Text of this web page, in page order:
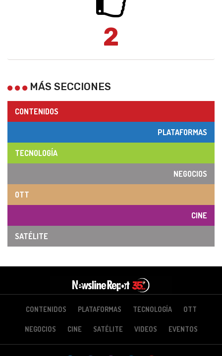
2
MÁS SECCIONES
CONTENIDOS
PLATAFORMAS
TECNOLOGÍA
NEGOCIOS
OTT
CINE
SATÉLITE
CONTENIDOS PLATAFORMAS TECNOLOGÍA OTT
NEGOCIOS CINE SATÉLITE VIDEOS EVENTOS